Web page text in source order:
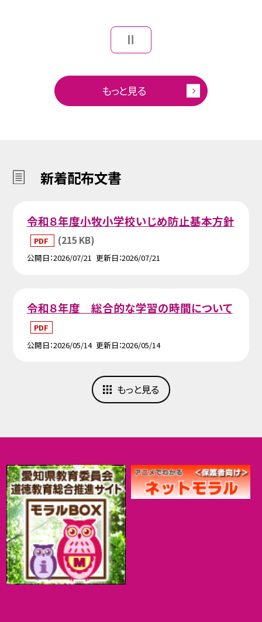
もっと見る
新着配布文書
令和８年度小牧小学校いじめ防止基本方針
PDF (215 KB)
公開日 2026/07/21 更新日 2026/07/21
令和８年度 総合的な学習の時間について
PDF
公開日 2026/05/14 更新日 2026/05/14
もっと見る